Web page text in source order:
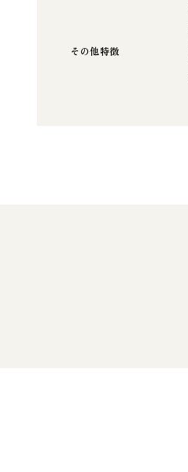
その他特徴